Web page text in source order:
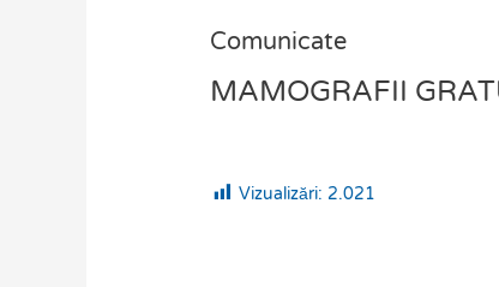
Comunicate
MAMOGRAFII
Vizualizări: 2.021